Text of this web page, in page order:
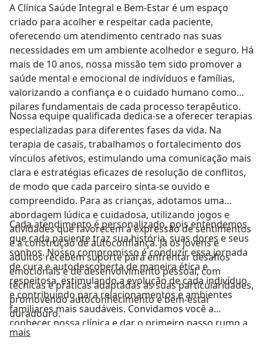
A Clínica Saúde Integral e Bem-Estar é um espaço
criado para acolher e respeitar cada paciente,
oferecendo um atendimento centrado nas suas
necessidades em um ambiente acolhedor e seguro. Há
mais de 10 anos, nossa missão tem sido promover a
saúde mental e emocional de indivíduos e famílias,
valorizando a confiança e o cuidado humano como
pilares fundamentais de cada processo terapêutico.
Nossa equipe qualificada dedica-se a oferecer terapias
especializadas para diferentes fases da vida. Na
terapia de casais, trabalhamos o fortalecimento dos
vínculos afetivos, estimulando uma comunicação mais
clara e estratégias eficazes de resolução de conflitos,
de modo que cada parceiro sinta-se ouvido e
compreendido. Para as crianças, adotamos uma
abordagem lúdica e cuidadosa, utilizando jogos e
atividades que favorecem a expressão de sentimentos
e a construção de autoconfiança. Já os jovens e
adultos recebem suporte para enfrentar desafios
emocionais e de desenvolvimento pessoal, com
técnicas e práticas adaptadas às suas particularidades,
promovendo autoconhecimento e bem-estar
duradouro.
Cada atendimento é personalizado, pois entendemos
que cada paciente traz sua história, suas dores e seus
sonhos. Nosso compromisso é conduzir essa jornada
de cura e autodescoberta de maneira ética e
respeitosa, estimulando a evolução de cada indivíduo
e contribuindo para relacionamentos e ambientes
familiares mais saudáveis. Convidamos você a
conhecer nossa clínica e dar o primeiro passo rumo a
uma vida emocional mais equilibrada e plena.
mais